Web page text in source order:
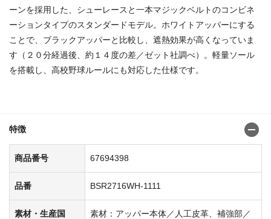
ーンを採用した、シューレースと一本マジックベルトのコンビネ
ーションタイプのスタンダードモデル。ホワイトアッパーにする
ことで、ブラックアッパーと比較し、遮熱効果が高くなっていま
す（２０分経過後、約１４度の差／ゼット社調べ）。軽量ソール
を搭載し、高校野球ルールにも対応した仕様です。
特徴
商品番号 67694398
品番 BSR2716WH-1111
素材・生産国 素材：アッパー本体／人工皮革、補強部／